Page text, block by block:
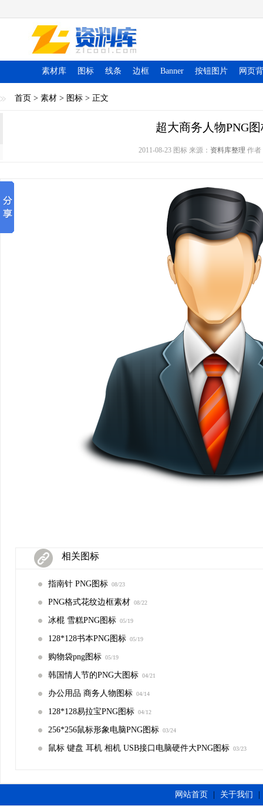
素材库 图标 线条 边框 Banner 按钮图片 网页
首页 > 素材 > 图标 > 正文
超大商务人物PNG图
2011-08-23 图标 来源： 资料库整理 作
相关图标
指南针 PNG图标 08/23
PNG格式花纹边框素材 08/22
冰棍 雪糕PNG图标 05/19
128*128书本PNG图标 05/19
购物袋png图标 05/19
韩国情人节的PNG大图标 04/21
办公用品 商务人物图标 04/14
128*128易拉宝PNG图标 04/12
256*256鼠标形象电脑PNG图标 03/24
鼠标 键盘 耳机 相机 USB接口电脑硬件大PNG图标 03/23
网站首页 关于我们